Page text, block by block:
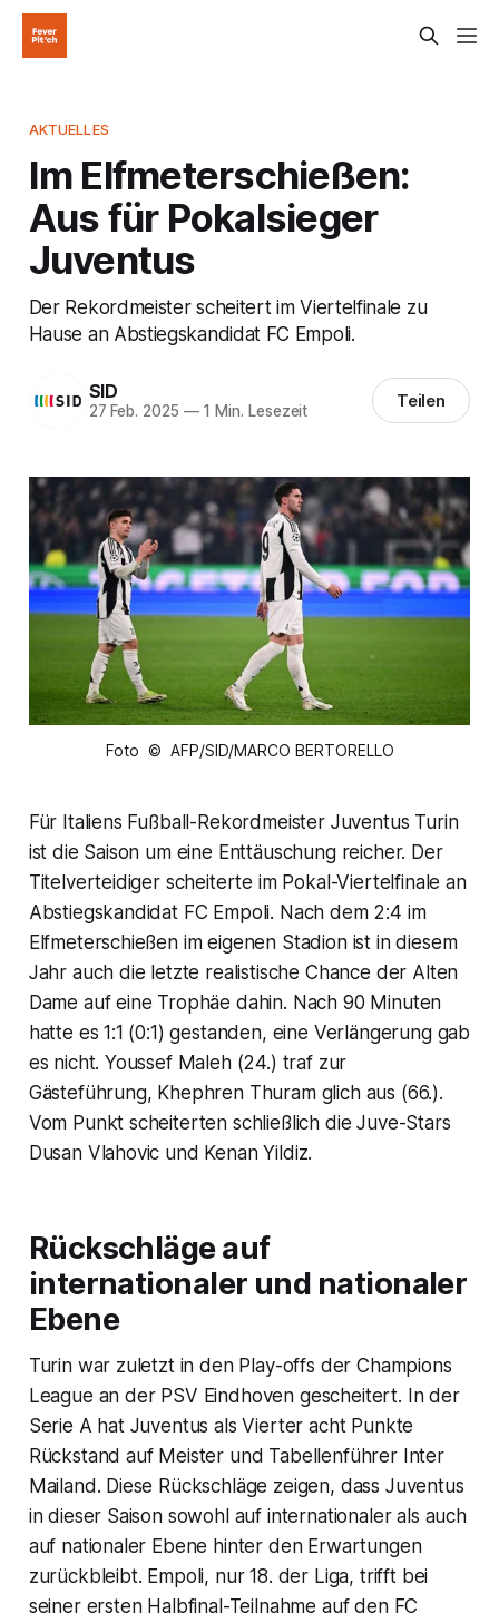
AKTUELLES
Im Elfmeterschießen:
Aus für Pokalsieger
Juventus
Der Rekordmeister scheitert im Viertelfinale zu
Hause an Abstiegskandidat FC Empoli.
SID
27 Feb. 2025 —1 Min. Lesezeit Teilen
Foto © AFP/SID/MARCO BERTORELLO
Für Italiens Fußball-Rekordmeister Juventus Turin
ist die Saison um eine Enttäuschung reicher. Der
Titelverteidiger scheiterte im Pokal-Viertelfinale an
Abstiegskandidat FC Empoli. Nach dem 2:4 im
Elfmeterschießen im eigenen Stadion ist in diesem
Jahr auch die letzte realistische Chance der Alten
Dame auf eine Trophäe dahin. Nach 90 Minuten
hatte es 1:1 (0:1) gestanden, eine Verlängerung gab
es nicht. Youssef Maleh (24.) traf zur
Gästeführung, Khephren Thuram glich aus (66.).
Vom Punkt scheiterten schließlich die Juve-Stars
Dusan Vlahovic und Kenan Yildiz.
Rückschläge auf
internationaler und nationaler
Ebene
Turin war zuletzt in den Play-offs der Champions
League an der PSV Eindhoven gescheitert. In der
Serie A hat Juventus als Vierter acht Punkte
Rückstand auf Meister und Tabellenführer Inter
Mailand. Diese Rückschläge zeigen, dass Juventus
in dieser Saison sowohl auf internationaler als auch
auf nationaler Ebene hinter den Erwartungen
zurückbleibt. Empoli, nur 18. der Liga, trifft bei
seiner ersten Halbfinal-Teilnahme auf den FC